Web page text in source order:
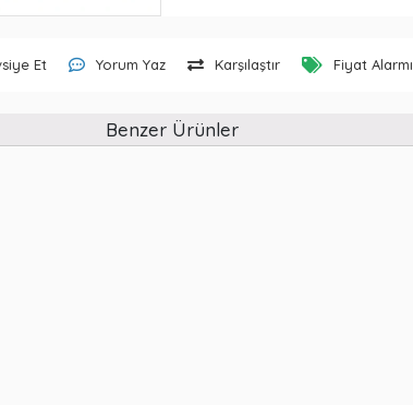
Et Yorum Yaz Karşılaştır Fiyat Alarmı
Benzer Ürünler